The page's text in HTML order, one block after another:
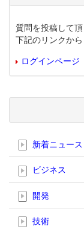
質問を投稿して
下記のリンクから
ログインページ
新着ニュース
ビジネス
開発
技術